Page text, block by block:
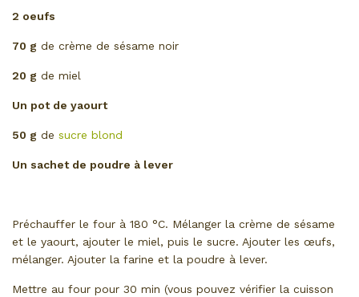
2 oeufs
70 g de crème de sésame noir
20 g de miel
Un pot de yaourt
50 g de sucre blond
Un sachet de poudre à lever
Préchauffer le four à 180 °C. Mélanger la crème de sésame
et le yaourt, ajouter le miel, puis le sucre. Ajouter les œufs,
mélanger. Ajouter la farine et la poudre à lever.
Mettre au four pour 30 min (vous pouvez vérifier la cuisson